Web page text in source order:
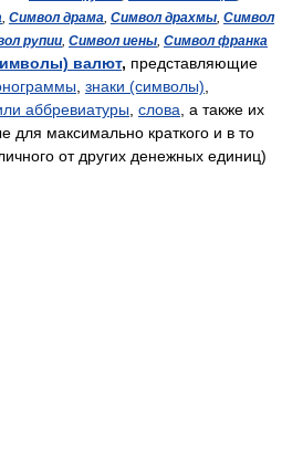
Символ драма Символ драхмы Символ
рупии Символ иены Символ франка
валют, представляющие
знаки (символы)
аббревиатуры слова , а также их
для максимально краткого и в то
от других денежных единиц)